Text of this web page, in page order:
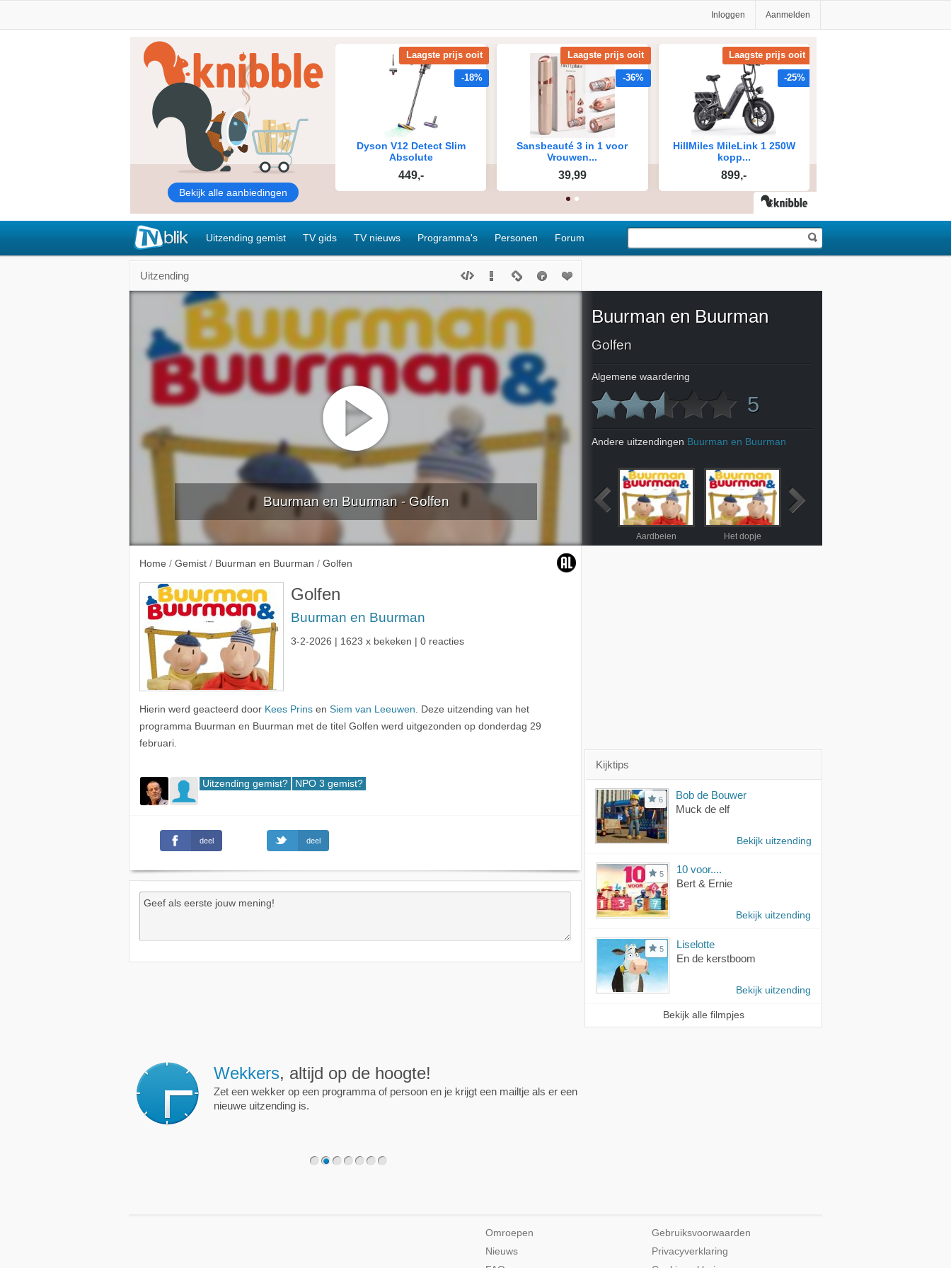
Inloggen Aanmelden
Uitzending gemist TV gids TV nieuws Programma's Personen Forum
Uitzending
Buurman en Buurman - Golfen
Home / Gemist / Buurman en Buurman / Golfen
Golfen
Buurman en Buurman
3-2-2026 | 1623 x bekeken | 0 reacties
Hierin werd geacteerd door Kees Prins en Siem van Leeuwen . Deze uitzending van het
programma Buurman en Buurman met de titel Golfen werd uitgezonden op donderdag 29
februari.
Uitzending gemist? NPO 3 gemist?
deel deel
Buurman en Buurman
Golfen
Algemene waardering
5
Andere uitzendingen Buurman en Buurman
Zweefvliegen Aardbeien Het dopje
Kijktips
6
Bob de Bouwer
Muck de elf
Bekijk uitzending
5
10 voor....
Bert & Ernie
Bekijk uitzending
5
Liselotte
En de kerstboom
Bekijk uitzending
Bekijk alle filmpjes
Wekkers, altijd op de hoogte!
Zet een wekker op een programma of persoon en je krijgt een mailtje als er een
nieuwe uitzending is.
Omroepen
Nieuws
Gebruiksvoorwaarden
Privacyverklaring